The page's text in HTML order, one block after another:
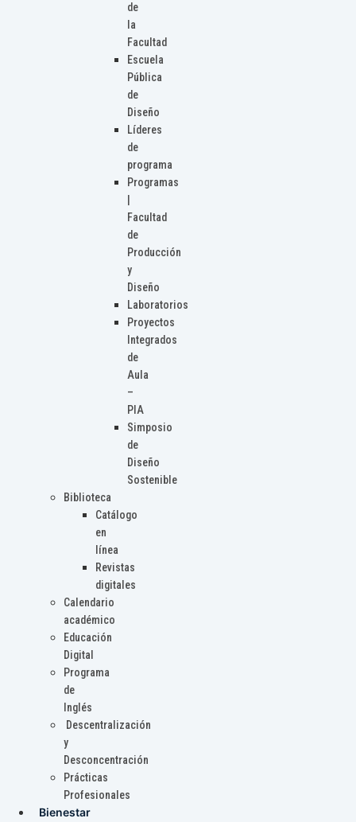
de
la
Facultad
Escuela
Pública
de
Diseño
Líderes
de
programa
Programas
Facultad
de
Producción
y
Diseño
Laboratorios
Proyectos
Integrados
de
Aula
–
PIA
Simposio
de
Diseño
Sostenible
Biblioteca
Catálogo
en
línea
Revistas
digitales
Calendario
académico
Educación
Digital
Programa
de
Inglés
Descentralización
y
Desconcentración
Prácticas
Profesionales
Bienestar